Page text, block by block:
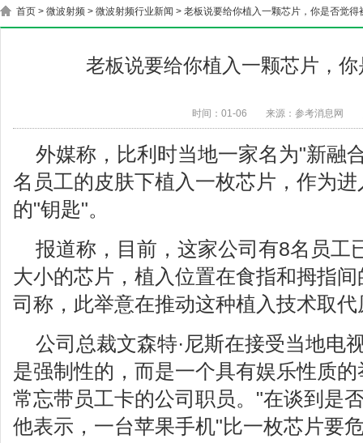
首页 > 微波射频 > 微波射频行业新闻 > 老板说要给你植入一颗芯片，你是否觉得
老板说要给你植入一颗芯片，
时间：01-06 来源：参考消息网
外媒称，比利时当地一家名为"新融
名员工的皮肤下植入一枚芯片，作为
的"钥匙"。
报道称，目前，这家公司有8名员工
大小的芯片，植入位置在食指和拇指
司称，此举意在推动这种植入技术取
公司总裁文森特·尼斯在接受当地电
是强制性的，而是一个具有娱乐性质
常忘带员工卡的公司职员。"在谈到是
他表示，一台苹果手机"比一枚芯片要